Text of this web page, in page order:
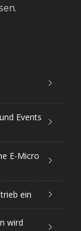
Events
E-Micro
ein
wird